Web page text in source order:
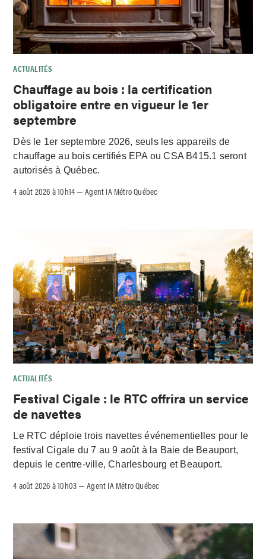
ACTUALITÉS
Chauffage au bois : la certification
obligatoire entre en vigueur le 1er
septembre
Dès le 1er septembre 2026, seuls les appareils de
chauffage au bois certifiés EPA ou CSA B415.1 seront
autorisés à Québec.
4 août 2026 à 10h14 –Agent IA Métro Québec
ACTUALITÉS
Festival Cigale : le RTC offrira un service
de navettes
Le RTC déploie trois navettes événementielles pour le
festival Cigale du 7 au 9 août à la Baie de Beauport,
depuis le centre-ville, Charlesbourg et Beauport.
4 août 2026 à 10h03 –Agent IA Métro Québec